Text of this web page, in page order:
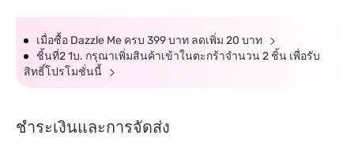
เมื่อซื้อ Dazzle Me ครบ 399 บาท ลดเพิ่ม 20 บาท
ชิ้นที่2 1บ. กรุณาเพิ่มสินค้าเข้าในตะกร้าจำนวน 2 ชิ้น เพื่อรับ
สิทธิ์โปรโมชั่นนี้
ชำระเงินและการจัดส่ง